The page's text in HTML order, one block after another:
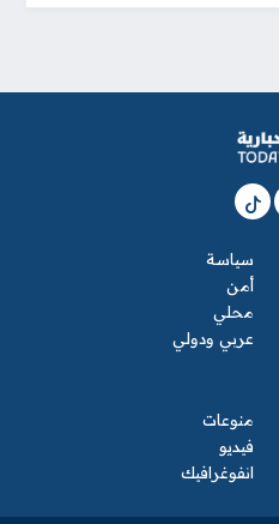
سياسة
أمن
محلي
عربي ودولي
منوعات
فيديو
انفوغرافيك